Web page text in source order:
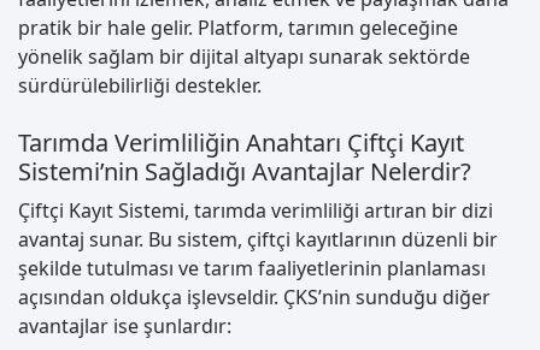
pratik bir hale gelir. Platform, tarımın geleceğine
yönelik sağlam bir dijital altyapı sunarak sektörde
sürdürülebilirliği destekler.
Tarımda Verimliliğin Anahtarı Çiftçi Kayıt
Sistemi’nin Sağladığı Avantajlar Nelerdir?
Çiftçi Kayıt Sistemi, tarımda verimliliği artıran bir dizi
avantaj sunar. Bu sistem, çiftçi kayıtlarının düzenli bir
şekilde tutulması ve tarım faaliyetlerinin planlaması
açısından oldukça işlevseldir. ÇKS’nin sunduğu diğer
avantajlar ise şunlardır: